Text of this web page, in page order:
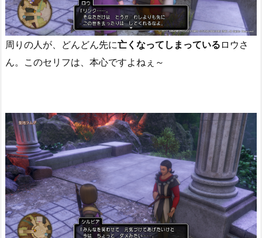
周りの人が、どんどん先に亡くなってしまっている ロウさ
ん。このセリフは、本心ですよねぇ～